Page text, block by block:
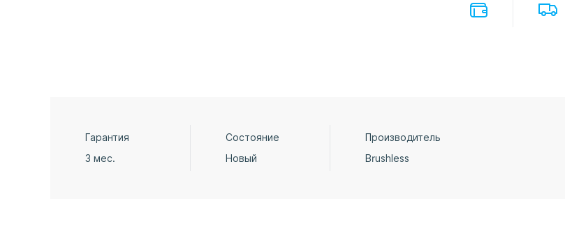
Гарантия
3 мес.
Состояние
Новый
Производитель
Brushless